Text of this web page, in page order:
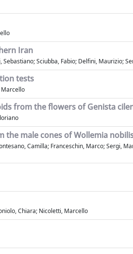
Iran
Sciubba, Fabio; Delfini, Maurizio;
tests
Marcello
from the flowers of Genista
the male cones of Wollemia
Camilla; Franceschin, Marco; Sergi,
Chiara; Nicoletti, Marcello